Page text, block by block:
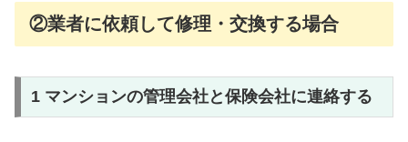
②業者に依頼して修理・交換する場合
1 マンションの管理会社と保険会社に連絡する